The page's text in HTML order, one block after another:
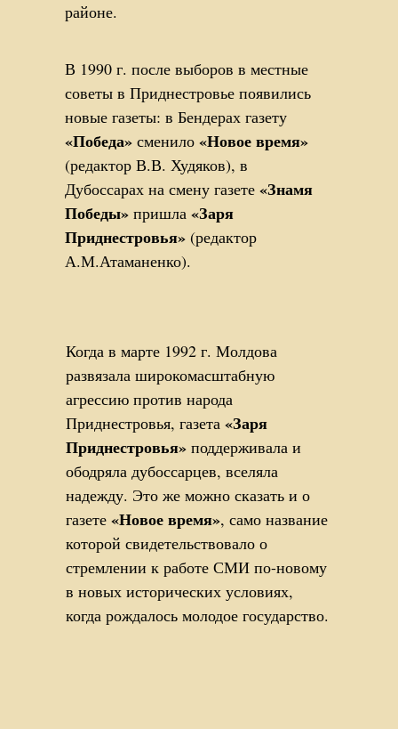
Когда в марте 1992 г. Молдова
развязала широкомасштабную
агрессию против народа
Приднестровья, газета «Заря
Приднестровья» поддерживала и
ободряла дубоссарцев, вселяла
надежду. Это же можно сказать и о
газете «Новое время», само название
которой свидетельствовало о
стремлении к работе СМИ по-новому
в новых исторических условиях,
когда рождалось молодое государство.
районе.
В 1990 г. после выборов в местные
советы в Приднестровье появились
новые газеты: в Бендерах газету
«Победа» сменило «Новое время»
(редактор В.В. Худяков), в
Дубоссарах на смену газете «Знамя
Победы» пришла «Заря
Приднестровья» (редактор
А.М.Атаманенко).